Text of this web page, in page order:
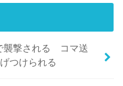
襲撃される コマ送
つけられる